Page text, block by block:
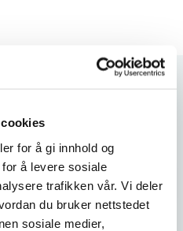
for å gi innhold og
å levere sosiale
trafikken vår. Vi deler
du bruker nettstedet
sosiale medier,